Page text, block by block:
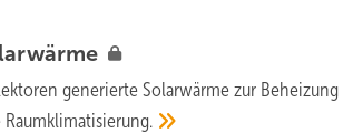
generierte Solarwärme zur Beheizung
Raumklimatisierung.